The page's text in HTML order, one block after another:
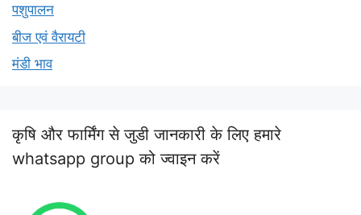
पशुपालन
बीज एवं वैरायटी
मंडी भाव
कृषि और फार्मिंग से जुडी जानकारी के लिए हमारे
whatsapp group को ज्वाइन करें